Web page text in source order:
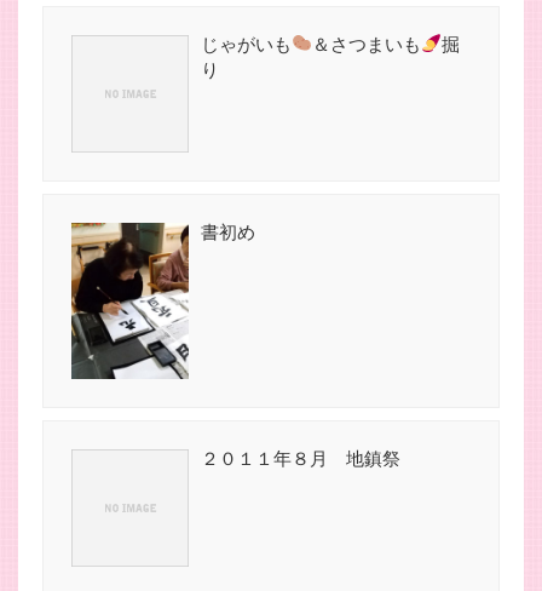
じゃがいも ＆さつまいも
掘
り
書初め
２０１１年８月 地鎮祭